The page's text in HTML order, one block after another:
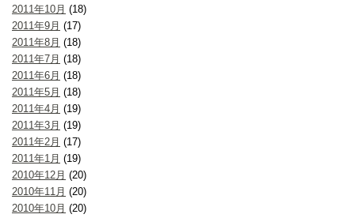
2011年10月 (18)
2011年9月 (17)
2011年8月 (18)
2011年7月 (18)
2011年6月 (18)
2011年5月 (18)
2011年4月 (19)
2011年3月 (19)
2011年2月 (17)
2011年1月 (19)
2010年12月 (20)
2010年11月 (20)
2010年10月 (20)